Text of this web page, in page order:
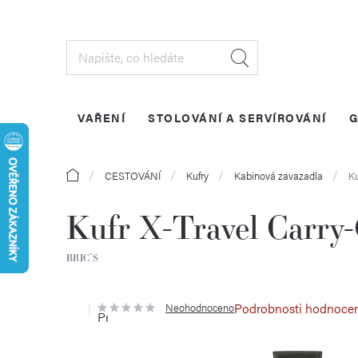
VAŘENÍ STOLOVÁNÍ A SERVÍROVÁNÍ
DomůCESTOVÁNÍ Kufry Kabinová zavazadla
Kufr X-Travel
BRIC`S
Průměrné
hodnocení
NeohodnocenoPodrobnosti